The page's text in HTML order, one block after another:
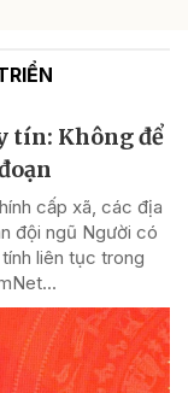
tín: Không để
cấp xã, các địa
đội ngũ Người có
liên tục trong